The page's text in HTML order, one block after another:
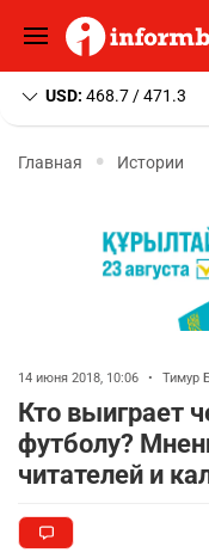
USD: 468.7 / 471.3
Главная Истории
14 июня 2018, 10:06 • Тимур
Кто выиграет
футболу?
читателей и